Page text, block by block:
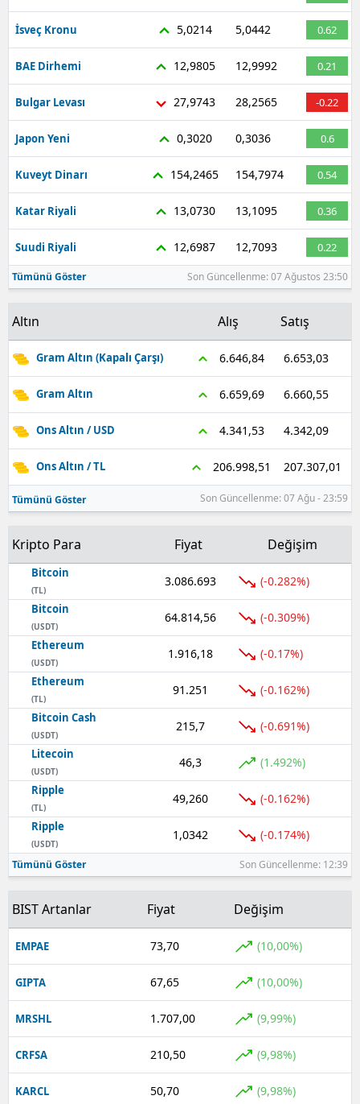
Malatya
Mardin
Muğla
Muş
Niğde
Ordu
Rize
Sakarya
Samsun
Sinop
Sivas
Tokat
Trabzon
Tunceli
Şanlıurfa
Uşak
Zonguldak
Aksaray
Bayburt
Kırıkkale
Batman
İsveç Kronu 5,0214 5,0442 0.62
BAE Dirhemi 12,9805 12,9992 0.21
Bulgar Levası 27,9743 28,2565 -0.22
Japon Yeni 0,3020 0,3036 0.6
Kuveyt Dinarı 154,2465 154,7974 0.54
Katar Riyali 13,0730 13,1095 0.36
Suudi Riyali 12,6987 12,7093 0.22
Tümünü Göster Son Güncellenme: 07 Ağustos 23:50
Altın Alış Satış
Gram Altın (Kapalı Çarşı) 6.646,84 6.653,03
Gram Altın 6.659,69 6.660,55
Ons Altın / USD 4.341,53 4.342,09
Ons Altın / TL 206.998,51 207.307,01
Tümünü Göster Son Güncellenme: 07 Ağu - 23:59
Kripto Para Fiyat Değişim
Bitcoin
(TL)
3.086.693 (-0.282%)
Bitcoin
(USDT)
64.814,56 (-0.309%)
Ethereum
(USDT)
1.916,18 (-0.17%)
Ethereum
(TL)
91.251 (-0.162%)
Bitcoin Cash
(USDT)
215,7 (-0.691%)
Litecoin
(USDT)
46,3 (1.492%)
Ripple
(TL)
49,260 (-0.162%)
Ripple
(USDT)
1,0342 (-0.174%)
Tümünü Göster Son Güncellenme: 12:39
BIST Artanlar Fiyat Değişim
EMPAE 73,70 (10,00%)
GIPTA 67,65 (10,00%)
MRSHL 1.707,00 (9,99%)
CRFSA 210,50 (9,98%)
KARCL 50,70 (9,98%)